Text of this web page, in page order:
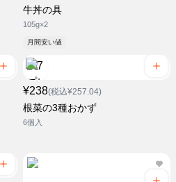
牛丼の具
105g×2
月間安い値
¥238(税込¥257.04)
根菜の3種おかず
6個入